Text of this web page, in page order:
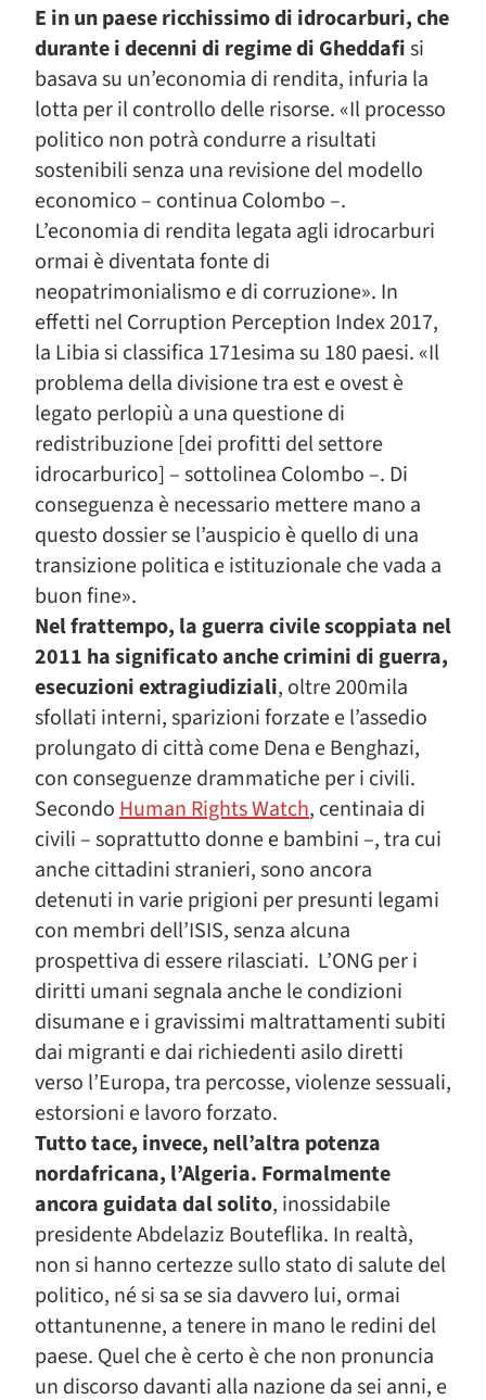
E in un paese ricchissimo di idrocarburi, che
durante i decenni di regime di Gheddafisi
basava su un’economia di rendita, infuria la
lotta per il controllo delle risorse. «Il processo
politico non potrà condurre a risultati
sostenibili senza una revisione del modello
economico – continua Colombo –.
L’economia di rendita legata agli idrocarburi
ormai è diventata fonte di
neopatrimonialismo e di corruzione». In
effetti nel Corruption Perception Index 2017,
la Libia si classifica 171esima su 180 paesi. «Il
problema della divisione tra est e ovest è
legato perlopiù a una questione di
redistribuzione [dei profitti del settore
idrocarburico] – sottolinea Colombo –. Di
conseguenza è necessario mettere mano a
questo dossier se l’auspicio è quello di una
transizione politica e istituzionale che vada a
buon fine».
Nel frattempo, la guerra civile scoppiata nel
2011 ha significato anche crimini di guerra,
esecuzioni extragiudiziali, oltre 200mila
sfollati interni, sparizioni forzate e l’assedio
prolungato di città come Dena e Benghazi,
con conseguenze drammatiche per i civili.
SecondoHuman Rights Watch, centinaia di
civili – soprattutto donne e bambini –, tra cui
anche cittadini stranieri, sono ancora
detenuti in varie prigioni per presunti legami
con membri dell’ISIS, senza alcuna
prospettiva di essere rilasciati. L’ONG per i
diritti umani segnala anche le condizioni
disumane e i gravissimi maltrattamenti subiti
dai migranti e dai richiedenti asilo diretti
verso l’Europa, tra percosse, violenze sessuali,
estorsioni e lavoro forzato.
Tutto tace, invece, nell’altra potenza
nordafricana, l’Algeria. Formalmente
ancora guidata dal solito, inossidabile
presidente Abdelaziz Bouteflika. In realtà,
non si hanno certezze sullo stato di salute del
politico, né si sa se sia davvero lui, ormai
ottantunenne, a tenere in mano le redini del
paese. Quel che è certo è che non pronuncia
un discorso davanti alla nazione da sei anni, e